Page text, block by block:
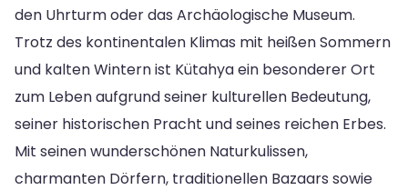
den Uhrturm oder das Archäologische Museum.
Trotz des kontinentalen Klimas mit heißen Sommern
und kalten Wintern ist Kütahya ein besonderer Ort
zum Leben aufgrund seiner kulturellen Bedeutung,
seiner historischen Pracht und seines reichen Erbes.
Mit seinen wunderschönen Naturkulissen,
charmanten Dörfern, traditionellen Bazaars sowie